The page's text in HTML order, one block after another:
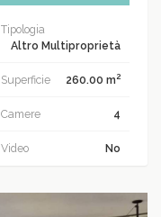
Tipologia
Altro Multiproprietà
Superficie 260.00 m2
Camere 4
Video No